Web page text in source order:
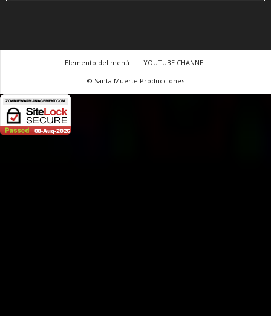
Elemento del menú
YOUTUBE CHANNEL
© Santa Muerte Producciones